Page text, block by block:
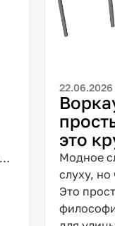
22.06.2026
это
Модное
слуху, но
Это